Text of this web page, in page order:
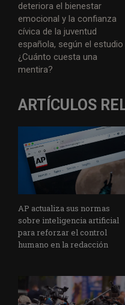
deteriora el bienestar
emocional y la confianza
cívica de la juventud
española, según el estudio
¿Cuánto cuesta una
mentira?
ARTÍCULOS
AP actualiza sus normas
sobre inteligencia artificial
para reforzar el control
humano en la redacción